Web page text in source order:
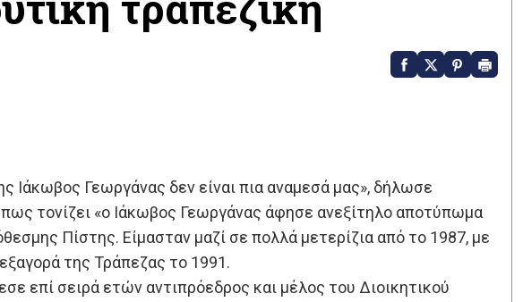
Ιάκωβος Γεωργάνας δεν είναι πια αναμεσά μας», δήλωσε
τονίζει «ο Ιάκωβος Γεωργάνας άφησε ανεξίτηλο αποτύπωμα
Πίστης. Είμασταν μαζί σε πολλά μετερίζια από το 1987, με
της Τράπεζας το 1991.
επί σειρά ετών αντιπρόεδρος και μέλος του Διοικητικού